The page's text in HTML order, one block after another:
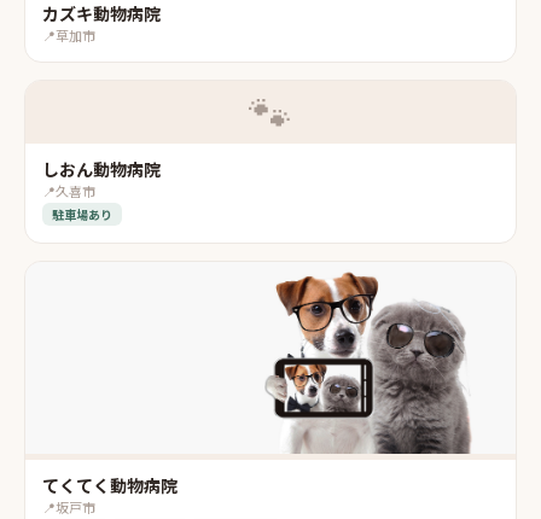
カズキ動物病院
📍草加市
🐾
しおん動物病院
📍久喜市
駐車場あり
てくてく動物病院
📍坂戸市